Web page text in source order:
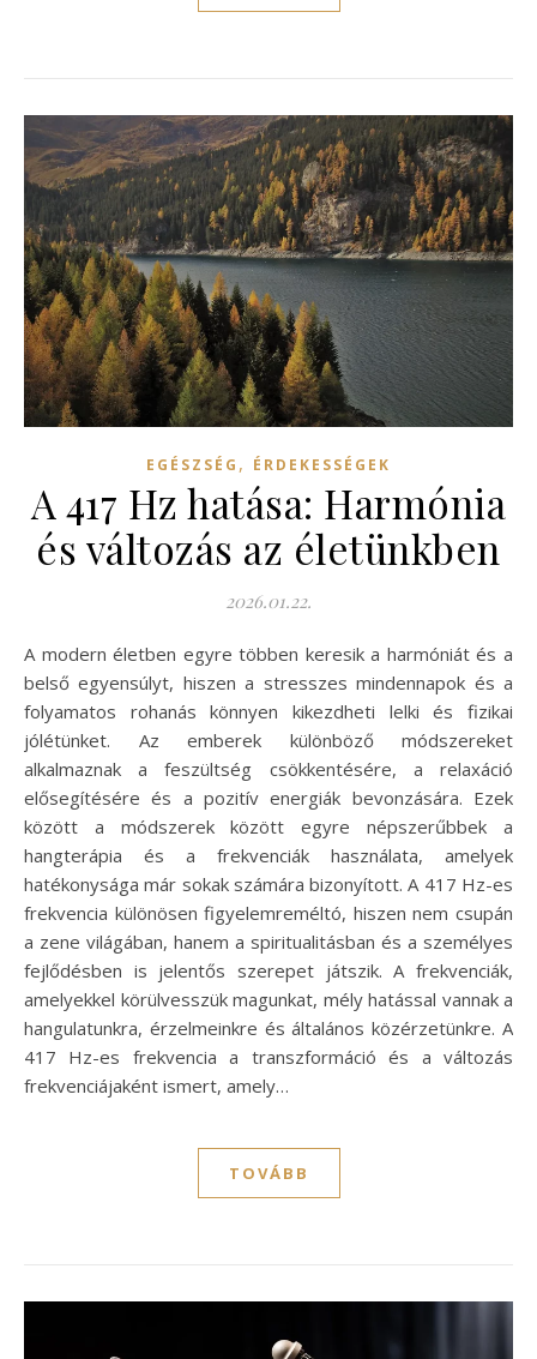
EGÉSZSÉG , ÉRDEKESSÉGEK
A 417 Hz hatása: Harmónia
és változás az életünkben
2026.01.22.
A modern életben egyre többen keresik a harmóniát és a
belső egyensúlyt, hiszen a stresszes mindennapok és a
folyamatos rohanás könnyen kikezdheti lelki és fizikai
jólétünket. Az emberek különböző módszereket
alkalmaznak a feszültség csökkentésére, a relaxáció
elősegítésére és a pozitív energiák bevonzására. Ezek
között a módszerek között egyre népszerűbbek a
hangterápia és a frekvenciák használata, amelyek
hatékonysága már sokak számára bizonyított. A 417 Hz-es
frekvencia különösen figyelemreméltó, hiszen nem csupán
a zene világában, hanem a spiritualitásban és a személyes
fejlődésben is jelentős szerepet játszik. A frekvenciák,
amelyekkel körülvesszük magunkat, mély hatással vannak a
hangulatunkra, érzelmeinkre és általános közérzetünkre. A
417 Hz-es frekvencia a transzformáció és a változás
frekvenciájaként ismert, amely…
TOVÁBB